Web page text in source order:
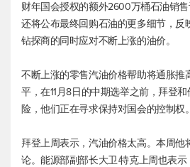
财年国会授权的额外2600万桶石油销
还将公布最终回购石油的更多细节，反
钻探商的同时应对不断上涨的油价。
不断上涨的零售汽油价格帮助将通胀推
平，在11月8日的中期选举之前，拜登
险，他们正在寻求保持对国会的控制权。
拜登上周表示，汽油价格太高。本周他
论。能源部副部长大卫·特克上周也表